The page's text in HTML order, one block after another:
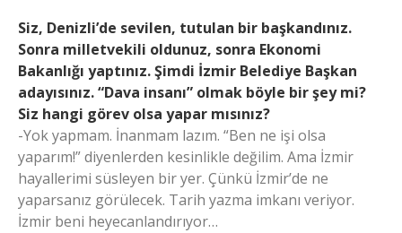
Siz, Denizli’de sevilen, tutulan bir başkandınız.
Sonra milletvekili oldunuz, sonra Ekonomi
Bakanlığı yaptınız. Şimdi İzmir Belediye Başkan
adayısınız. “Dava insanı” olmak böyle bir şey mi?
Siz hangi görev olsa yapar mısınız?
-Yok yapmam. İnanmam lazım. “Ben ne işi olsa
yaparım!” diyenlerden kesinlikle değilim. Ama İzmir
hayallerimi süsleyen bir yer. Çünkü İzmir’de ne
yaparsanız görülecek. Tarih yazma imkanı veriyor.
İzmir beni heyecanlandırıyor…